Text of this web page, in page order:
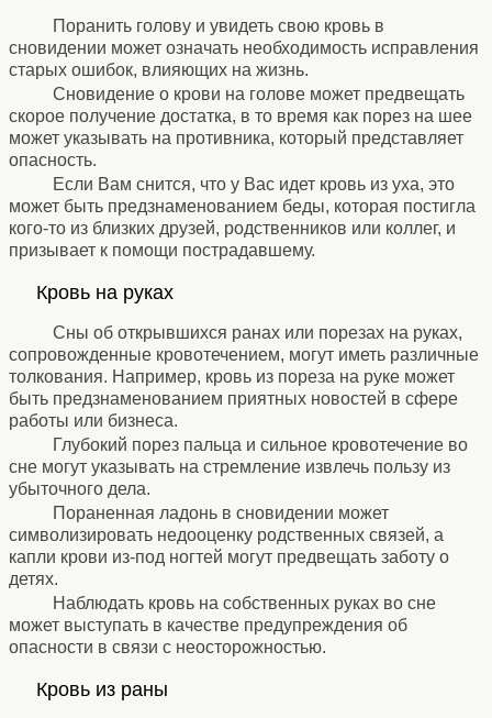
Поранить голову и увидеть свою кровь в
сновидении может означать необходимость исправления
старых ошибок, влияющих на жизнь.
Сновидение о крови на голове может предвещать
скорое получение достатка, в то время как порез на шее
может указывать на противника, который представляет
опасность.
Если Вам снится, что у Вас идет кровь из уха, это
может быть предзнаменованием беды, которая постигла
кого-то из близких друзей, родственников или коллег, и
призывает к помощи пострадавшему.
Кровь на руках
Сны об открывшихся ранах или порезах на руках,
сопровожденные кровотечением, могут иметь различные
толкования. Например, кровь из пореза на руке может
быть предзнаменованием приятных новостей в сфере
работы или бизнеса.
Глубокий порез пальца и сильное кровотечение во
сне могут указывать на стремление извлечь пользу из
убыточного дела.
Пораненная ладонь в сновидении может
символизировать недооценку родственных связей, а
капли крови из-под ногтей могут предвещать заботу о
детях.
Наблюдать кровь на собственных руках во сне
может выступать в качестве предупреждения об
опасности в связи с неосторожностью.
Кровь из раны